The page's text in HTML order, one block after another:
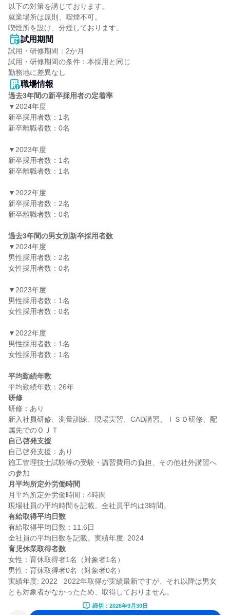
以下の対策を講じております。
就業場所は原則、喫煙不可。
喫煙所を設け、分煙しております。
試用期間
試用・研修期間：2か月
試用・研修期間の条件：本採用と同じ
職場情報
過去3年間の新卒採用者の定着率
▼2024年度
新卒採用者数：1名
新卒離職者数：0名
▼2023年度
新卒採用者数：1名
新卒離職者数：1名
▼2022年度
新卒採用者数：2名
新卒離職者数：0名
過去3年間の男女別新卒採用者数
▼2024年度
男性採用者数：2名
女性採用者数：0名
▼2023年度
男性採用者数：1名
女性採用者数：0名
▼2022年度
男性採用者数：1名
女性採用者数：1名
平均勤続年数
研修
研修：あり
新入社員研修、測量訓練、現場実習、CAD講習、ＩＳＯ研修、配
自己啓発支援
自己啓発支援：あり
施工管理技士試験等の受験・講習費用の負担、その他社外講習へ
月平均所定外労働時間
月平均所定外労働時間：4時間
有給取得平均日数
有給取得平均日数：11.6日
育児休業取得者数
女性：育休取得者1名（対象者1名）
男性：育休取得者0名（対象者0名）
実績年度: 2022   2022年取得が実績最新ですが、それ以降は男女
締切：2026年9月30日